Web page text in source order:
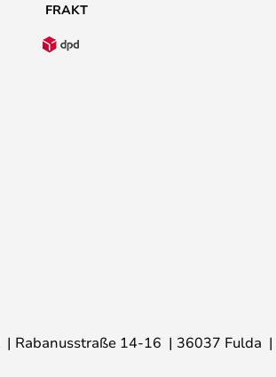
FRAKT
Rabanusstraße 14-16 36037 Fulda